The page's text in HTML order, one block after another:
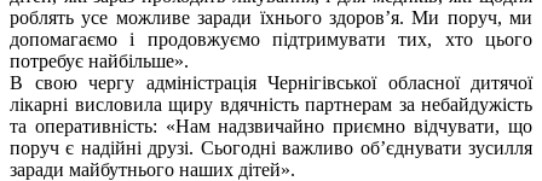
роблять усе можливе заради їхнього здоров’я. Ми поруч, ми
допомагаємо і продовжуємо підтримувати тих, хто цього
потребує найбільше».
В свою чергу адміністрація Чернігівської обласної дитячої
лікарні висловила щиру вдячність партнерам за небайдужість
та оперативність: «Нам надзвичайно приємно відчувати, що
поруч є надійні друзі. Сьогодні важливо об’єднувати зусилля
заради майбутнього наших дітей».